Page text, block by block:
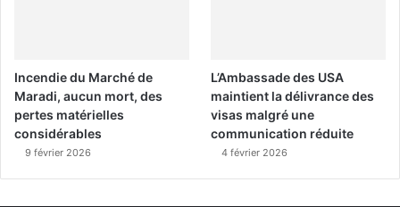
Incendie du Marché de
Maradi, aucun mort, des
pertes matérielles
considérables
9 février 2026
L’Ambassade des USA
maintient la délivrance des
visas malgré une
communication réduite
4 février 2026